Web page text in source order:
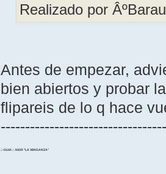
Realizado por
Antes de empezar,
bien abiertos y probar
flipareis de lo q hace
.::GUIA::. N/GR "LA VENGANZA"